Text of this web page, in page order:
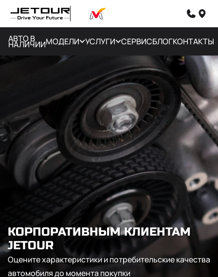
АВТО В
НАЛИЧИИМОДЕЛИ УСЛУГИ СЕРВИСБЛОГКОНТАКТЫ
КОРПОРАТИВНЫМ КЛИЕНТАМ
JETOUR
Оцените характеристики и потребительские качества
автомобиля до момента покупки